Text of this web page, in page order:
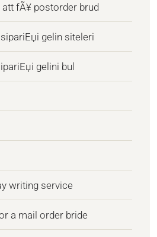
fÃ¥ postorder brud
gelin siteleri
gelini bul
writing service
a mail order bride